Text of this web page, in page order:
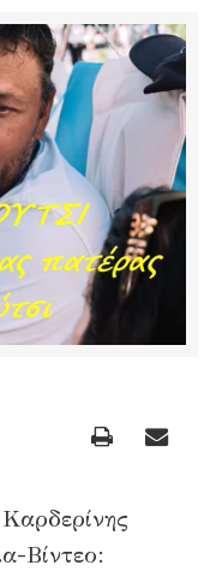
Βίντεο: